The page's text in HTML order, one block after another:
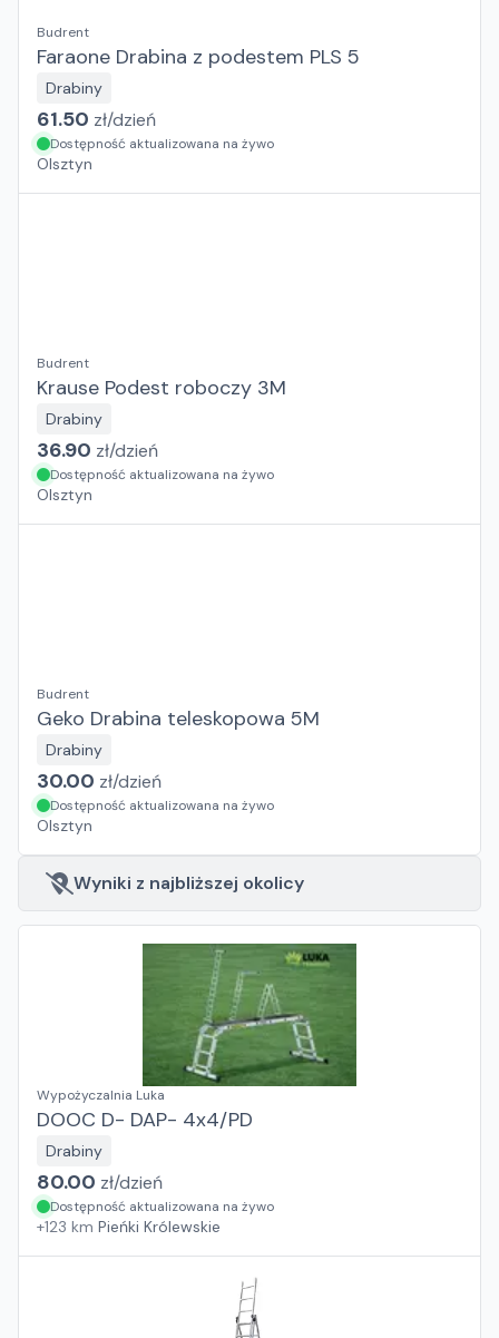
Budrent
Faraone Drabina z podestem PLS 5
Drabiny
61.50 zł/dzień
Dostępność aktualizowana na żywo
Olsztyn
Budrent
Krause Podest roboczy 3M
Drabiny
36.90 zł/dzień
Dostępność aktualizowana na żywo
Olsztyn
Budrent
Geko Drabina teleskopowa 5M
Drabiny
30.00 zł/dzień
Dostępność aktualizowana na żywo
Olsztyn
Wyniki z najbliższej okolicy
Wypożyczalnia Luka
DOOC D- DAP- 4x4/PD
Drabiny
80.00 zł/dzień
Dostępność aktualizowana na żywo
+123 km Pieńki Królewskie